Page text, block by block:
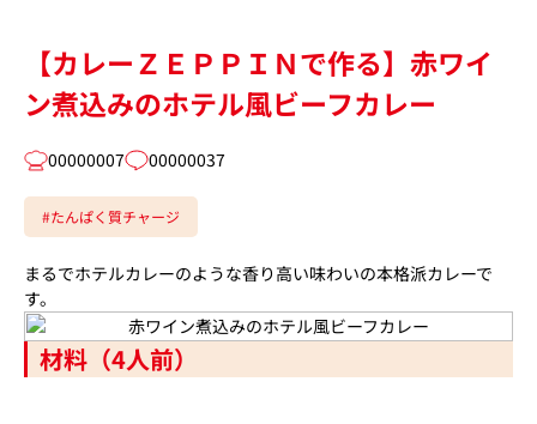
【カレーＺＥＰＰＩＮで作る】赤ワイ
ン煮込みのホテル風ビーフカレー
00000007 00000037
#たんぱく質チャージ
まるでホテルカレーのような香り高い味わいの本格派カレーで
す。
材料（4人前）